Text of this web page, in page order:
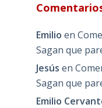
Emilio en
Sagan que
Jesús en
Sagan que
Emilio